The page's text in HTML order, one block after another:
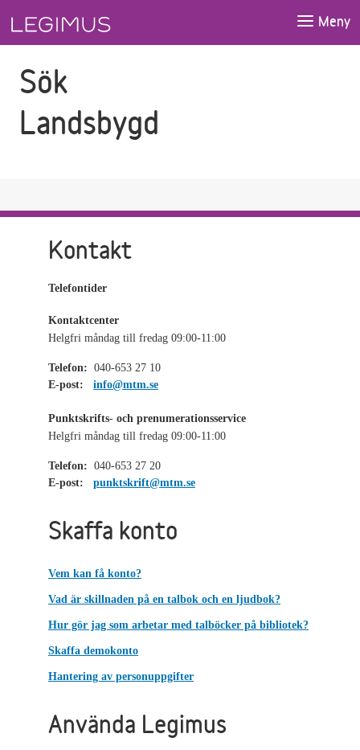
Meny
Sök
Landsbygd
Kontakt
Telefontider
Kontaktcenter
Helgfri måndag till fredag 09:00-11:00
Telefon: 040-653 27 10
E-post:
info@mtm.se
Punktskrifts- och prenumerationsservice
Helgfri måndag till fredag 09:00-11:00
Telefon: 040-653 27 20
E-post:
punktskrift@mtm.se
Skaffa konto
Vem kan få konto?
Vad är skillnaden på en talbok och en ljudbok?
Hur gör jag som arbetar med talböcker på bibliotek?
Skaffa demokonto
Hantering av personuppgifter
Använda Legimus